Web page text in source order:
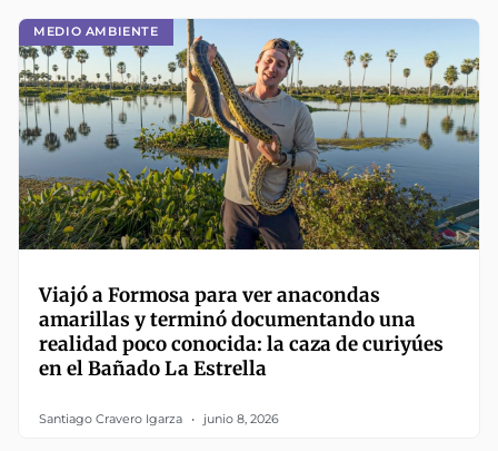
MEDIO AMBIENTE
Viajó a Formosa para ver anacondas
amarillas y terminó documentando una
realidad poco conocida: la caza de curiyúes
en el Bañado La Estrella
Santiago Cravero Igarza junio 8, 2026